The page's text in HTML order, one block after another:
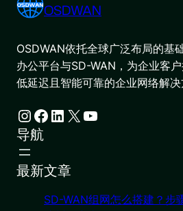
OSDWAN
OSDWAN依托全球广泛布局的基
办公平台与SD-WAN，为企业客
低延迟且智能可靠的企业网络解决
Instagram Facebook LinkedIn X YouTube
导航
最新文章
SD-WAN组网怎么搭建？步